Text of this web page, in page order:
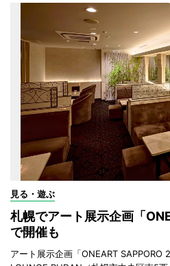
見る・遊ぶ
札幌でアート展示企画「
で開催も
アート展示企画「ONEART SAPPORO